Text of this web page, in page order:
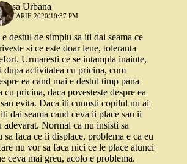
Urbana
2020/10:37 PM
destul de simplu sa iti dai seama ce
si ce este doar lene, toleranta
Urmaresti ce se intampla inainte,
dupa activitatea cu pricina, cum
ea cand mai e destul timp pana
cu pricina, daca povesteste despre ea
evita. Daca iti cunosti copilul nu ai
dai seama cand ceva ii place sau ii
adevarat. Normal ca nu insisti sa
sa faca ce ii displace, problema e ca eu
nu vor sa faca nici ce le place atunci
ceva mai greu, acolo e problema.